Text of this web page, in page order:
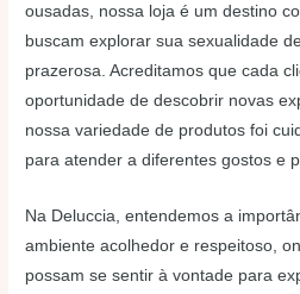
ousadas, nossa loja é um destino
buscam explorar sua sexualidade
prazerosa. Acreditamos que cada
oportunidade de descobrir novas
nossa variedade de produtos foi
para atender a diferentes gostos e
Na Deluccia, entendemos a
ambiente acolhedor e respeitoso,
possam se sentir à vontade para